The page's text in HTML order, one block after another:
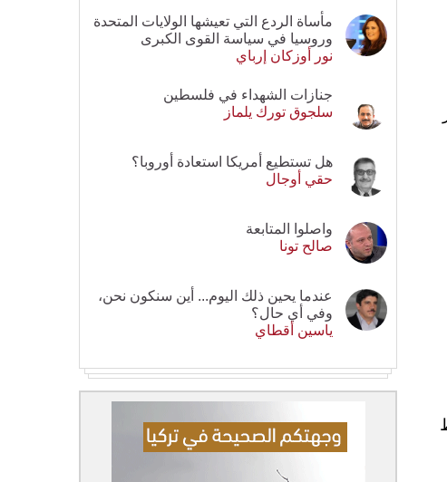
مأساة الردع التي تعيشها الولايات المتحدة
وروسيا في سياسة القوى الكبرى
نور أوزكان إرباي
جنازات الشهداء في فلسطين
سلجوق تورك يلماز
هل تستطيع أمريكا استعادة أوروبا؟
حقي أوجال
واصلوا المتابعة
صالح تونا
عندما يحين ذلك اليوم... أين سنكون نحن،
وفي أي حال؟
ياسين أقطاي